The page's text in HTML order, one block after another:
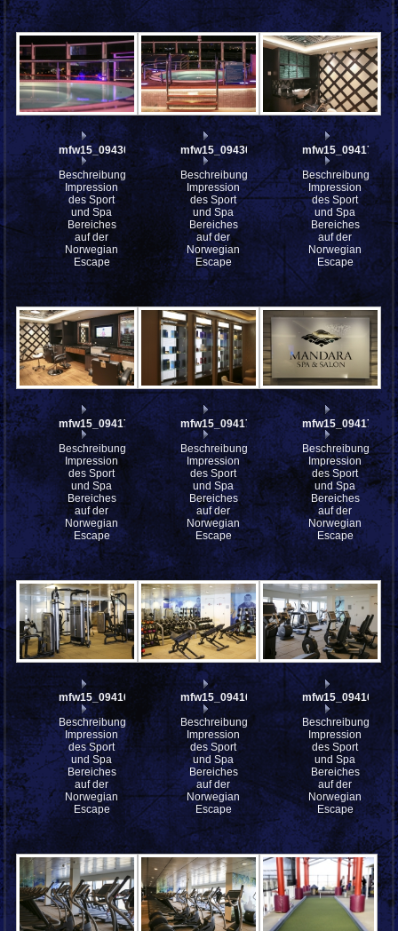
mfw15_094308
Beschreibung:
Impression
des Sport
und Spa
Bereiches
auf der
Norwegian
Escape
mfw15_094307
Beschreibung:
Impression
des Sport
und Spa
Bereiches
auf der
Norwegian
Escape
mfw15_094176
Beschreibung:
Impression
des Sport
und Spa
Bereiches
auf der
Norwegian
Escape
mfw15_094175
Beschreibung:
Impression
des Sport
und Spa
Bereiches
auf der
Norwegian
Escape
mfw15_094173
Beschreibung:
Impression
des Sport
und Spa
Bereiches
auf der
Norwegian
Escape
mfw15_094170
Beschreibung:
Impression
des Sport
und Spa
Bereiches
auf der
Norwegian
Escape
mfw15_094169
Beschreibung:
Impression
des Sport
und Spa
Bereiches
auf der
Norwegian
Escape
mfw15_094168
Beschreibung:
Impression
des Sport
und Spa
Bereiches
auf der
Norwegian
Escape
mfw15_094167
Beschreibung:
Impression
des Sport
und Spa
Bereiches
auf der
Norwegian
Escape